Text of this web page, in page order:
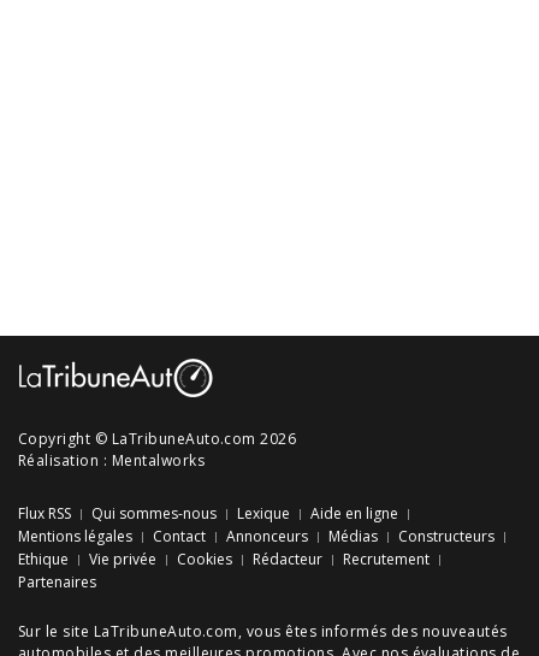
Copyright © LaTribuneAuto.com 2026
Réalisation : Mentalworks
Flux RSS Qui sommes-nous Lexique
Aide en ligne
Mentions légales
Contact Annonceurs Médias
Constructeurs
Ethique
Vie privée Cookies Rédacteur
Recrutement
Partenaires
Sur le site LaTribuneAuto.com, vous êtes informés des nouveautés